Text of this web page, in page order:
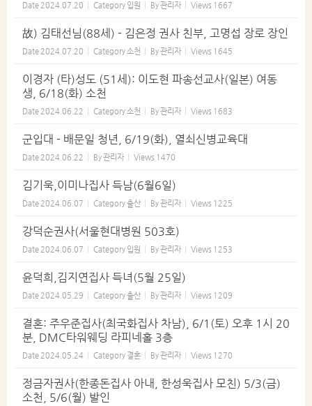
Date 2024.07.20 Category 입원 By관리자 Views 1667
故) 김태선님(88세) - 김은정 권사 친부, 고명섭 장로 장인
Date 2024.07.20 Category소천 By관리자 Views 1645
이경자 (타)성도 (51세): 이도현 파송선교사(일본) 여동
생, 6/18(화) 소천
Date 2024.06.22 Category소천 By관리자 Views 1683
군입대 - 배문일 청년, 6/19(화), 열쇠신병교육대
Date 2024.06.22 By관리자 Views 1470
김기욱,이미나집사 득남(6월6일)
Date 2024.06.07 Category출산 By관리자 Views 1225
강덕순권사(서울현대병원 503호)
Date 2024.06.07 Category 입원 By관리자 Views 1253
윤덕희,김지연집사 득녀(5월 25일)
Date 2024.05.29 Category출산 By관리자 Views 1209
결혼: 주우준집사(최국화집사 차남), 6/1(토) 오후 1시 20
분, DMC타워웨딩 라피네홀 3층
Date 2024.05.24 Category 결혼 By관리자 Views 1270
정금자권사(한종돈집사 아내, 한성욱집사 모친) 5/3(금)
소천, 5/6(월) 발인